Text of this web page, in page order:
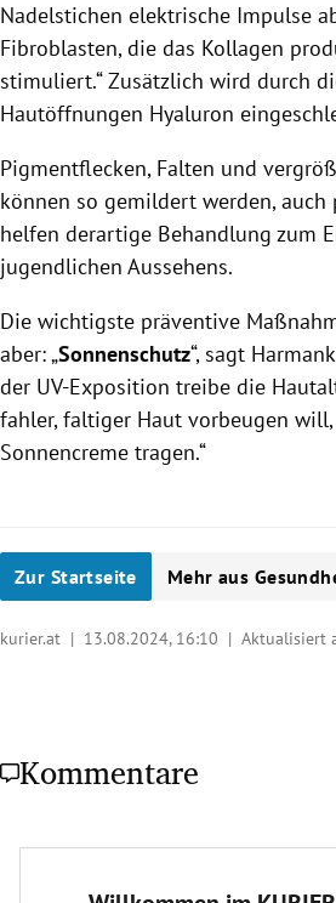
Nadelstichen elektrische Impulse
Fibroblasten, die das Kollagen
stimuliert.“ Zusätzlich wird durch
Hautöffnungen Hyaluron
Pigmentflecken, Falten und
können so gemildert werden, auch
helfen derartige Behandlung zum
jugendlichen Aussehens.
Die wichtigste präventive
aber: „Sonnenschutz“, sagt
der UV-Exposition treibe die
fahler, faltiger Haut vorbeugen
Sonnencreme tragen.“
Zur Startseite Mehr aus
kurier.at | 13.08.2024, 16:10 | Aktualisiert
Kommentare